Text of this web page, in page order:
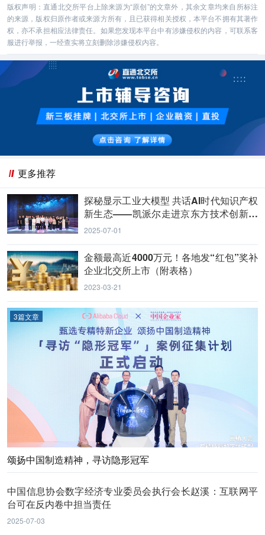
版权声明：直通北交所平台上除来源为“原创”的文章外，其余文章均来自所标注
的来源，版权归原作者或来源方所有，且已获得相关授权，本平台不拥有其著作
权，亦不承担相应法律责任。如果您发现本平台中有涉嫌侵权的内容，可联系客
服进行举报，一经查实将立刻删除涉嫌侵权内容。
更多推荐
探秘显示工业大模型 共话AI时代知识产权
新生态——凯派尔走进京东方技术创新中
心
2025-07-01
金额最高近4000万元！各地发“红包”奖补
企业北交所上市（附表格）
2023-03-21
3篇文章
颂扬中国制造精神，寻访隐形冠军
中国信息协会数字经济专业委员会执行会长赵溪：互联网平
台可在反内卷中担当责任
2025-07-03